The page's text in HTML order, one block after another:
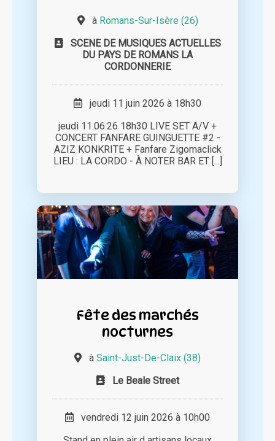
à Romans-Sur-Isère (26)
SCENE DE MUSIQUES ACTUELLES
DU PAYS DE ROMANS LA
CORDONNERIE
jeudi 11 juin 2026 à 18h30
jeudi 11.06.26 18h30 LIVE SET A/V +
CONCERT FANFARE GUINGUETTE #2 -
AZIZ KONKRITE + Fanfare Zigomaclick
LIEU : LA CORDO - À NOTER BAR ET [...]
Fête des marchés
nocturnes
à Saint-Just-De-Claix (38)
Le Beale Street
vendredi 12 juin 2026 à 10h00